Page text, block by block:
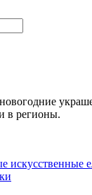
в регионы.
искусственные